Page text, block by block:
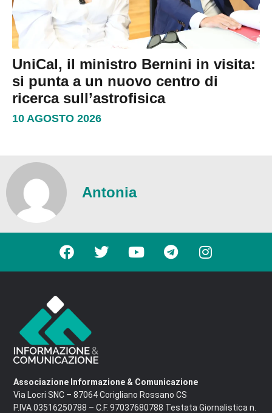
UniCal, il ministro Bernini in visita:
si punta a un nuovo centro di
ricerca sull’astrofisica
10 AGOSTO 2026
Antonia
Associazione Informazione & Comunicazione
Via Locri SNC – 87064 Corigliano Rossano CS
P.IVA 03516250788 – C.F. 97037680788 Testata Giornalistica n.